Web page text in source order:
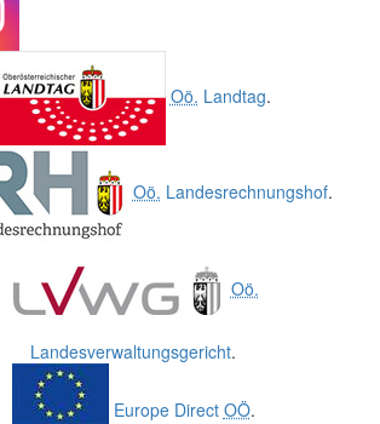
Oö. Landtag.
Oö. Landesrechnungshof.
Oö.
Landesverwaltungsgericht.
Europe Direct OÖ.